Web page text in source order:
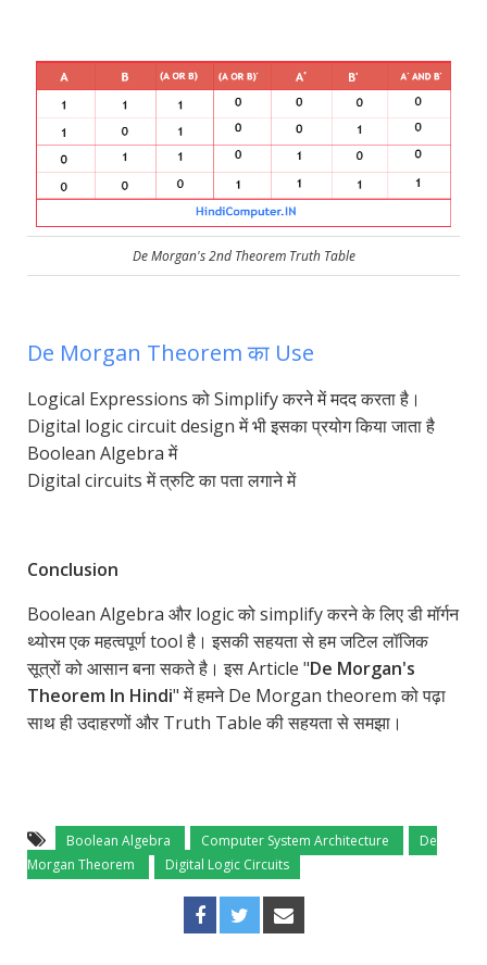
De Morgan's 2nd Theorem Truth Table
De Morgan Theorem का Use
Logical Expressions को Simplify करने में मदद करता है।
Digital logic circuit design में भी इसका प्रयोग किया जाता है
Boolean Algebra में
Digital circuits में त्रुटि का पता लगाने में
Conclusion
Boolean Algebra और logic को simplify करने के लिए डी मॉर्गन
थ्योरम एक महत्वपूर्ण tool है। इसकी सहयता से हम जटिल लॉजिक
सूत्रों को आसान बना सकते है। इस Article "De Morgan's
Theorem In Hindi" में हमने De Morgan theorem को पढ़ा
साथ ही उदाहरणों और Truth Table की सहयता से समझा।
Boolean Algebra Computer System Architecture
De
Morgan Theorem
Digital Logic Circuits